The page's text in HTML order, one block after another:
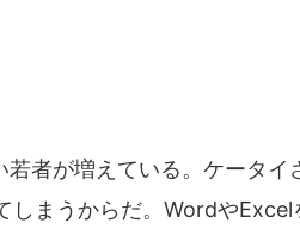
者が増えている。ケータイ
しまうからだ。Wordや